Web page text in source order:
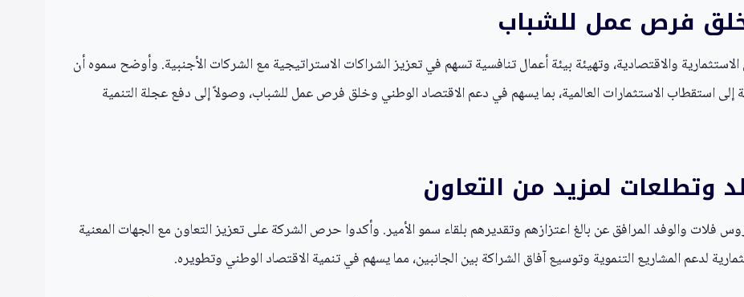
فرص عمل للشباب
والاقتصادية، وتهيئة بيئة أعمال تنافسية تسهم في تعزيز الشراكات الاستراتيجية مع الشركات الأجنبية. وأوضح سموه أن
استقطاب الاستثمارات العالمية، بما يسهم في دعم الاقتصاد الوطني وخلق فرص عمل للشباب، وصولاً إلى دفع عجلة التنمية
وتطلعات لمزيد من التعاون
فلات والوفد المرافق عن بالغ اعتزازهم وتقديرهم بلقاء سمو الأمير. وأكدوا حرص الشركة على تعزيز التعاون مع الجهات المعنية
لدعم المشاريع التنموية وتوسيع آفاق الشراكة بين الجانبين، مما يسهم في تنمية الاقتصاد الوطني وتطويره.